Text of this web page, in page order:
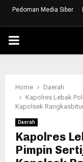
Pedoman Media Siber
PRIMARY
Home
Daerah
Kapolres Lebak
Kapolsek
Daerah
Kapolres
Pimpin